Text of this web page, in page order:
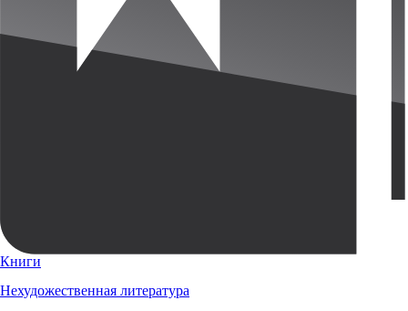
Книги
Нехудожественная литература